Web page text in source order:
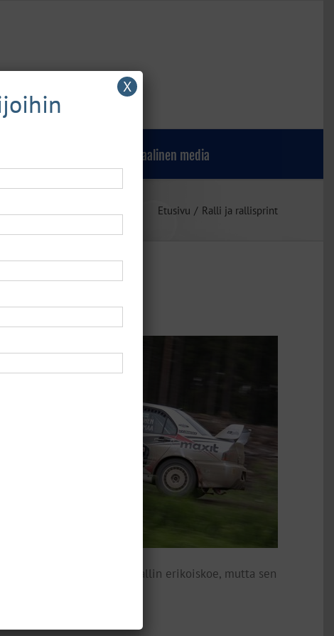
Sosiaalinen media
Etusivu Ralli ja rallisprint
samantyyppinen kuin rallin erikoiskoe, mutta sen
X